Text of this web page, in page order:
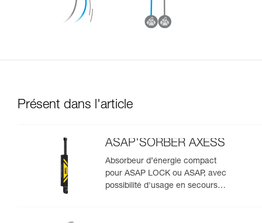
Présent dans l'article
ASAP'SORBER AXESS
Absorbeur d’énergie compact
pour ASAP LOCK ou ASAP, avec
possibilité d'usage en secours